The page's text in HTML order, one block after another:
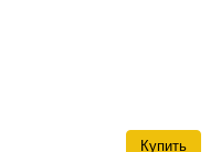
Купить